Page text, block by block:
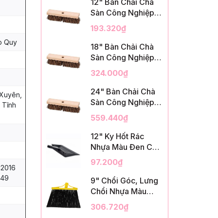
Quy
Tĩnh
12" Bàn Chải Chà
Sàn Công Nghiệp,
Sợi Palmyra, InsuX
INXDS1, 12
Cái/Thùng (12"
Brush Deck Scrub,
193.320₫
18" Bàn Chải Chà
Sàn Công Nghiệp,
Sợi Palmyra, InsuX
INXDS2, 12
Cái/Thùng (18"
Brush Deck Scrub,
324.000₫
24" Bàn Chải Chà
Sàn Công Nghiệp,
Sợi Palmyra, InsuX
INXDS2, 12
Cái/Thùng (24"
Brush Deck Scrub ,
559.440₫
12" Ky Hốt Rác
Nhựa Màu Đen Có
Tay Cầm, InsuX
INXSHD01, 12
Cái/Thùng, Mã
IMPA 174141 (12"
Black Plastic)
97.200₫
9" Chổi Góc, Lưng
Chổi Nhựa Màu
Vàng, Lông PET
Màu Đen, Kèm Cán
306.720₫